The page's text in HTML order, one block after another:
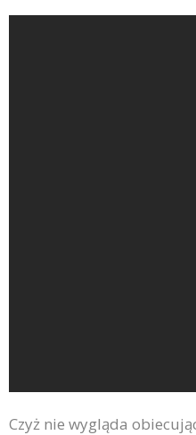
Czyż nie wygląda